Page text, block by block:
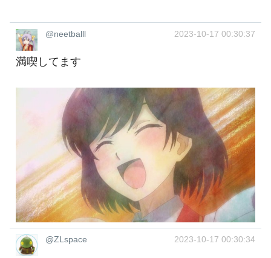
@neetballl 2023-10-17 00:30:37
満喫してます
@ZLspace 2023-10-17 00:30:34